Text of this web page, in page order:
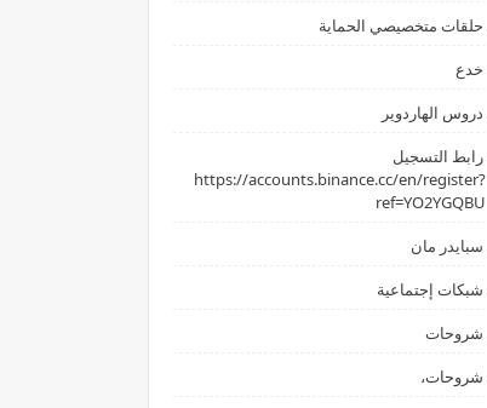
حلقات متخصيصي الحماية
خدع
دروس الهاردوير
رابط ‏التسجيل
‏https://accounts.binance.cc/en/register?
ref=YO2YGQBU ‏
سبايدر مان
شبكات إجتماعية
شروحات
شروحات،